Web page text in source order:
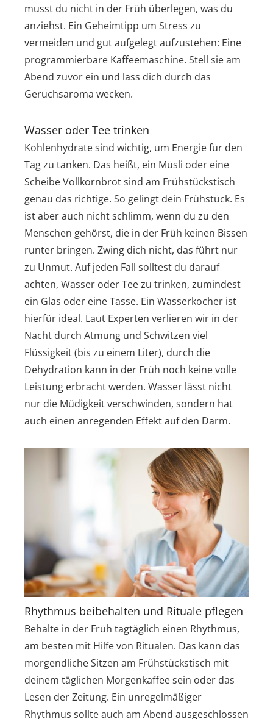
musst du nicht in der Früh überlegen, was du
anziehst. Ein Geheimtipp um Stress zu
vermeiden und gut aufgelegt aufzustehen: Eine
programmierbare Kaffeemaschine. Stell sie am
Abend zuvor ein und lass dich durch das
Geruchsaroma wecken.
Wasser oder Tee trinken
Kohlenhydrate sind wichtig, um Energie für den
Tag zu tanken. Das heißt, ein Müsli oder eine
Scheibe Vollkornbrot sind am Frühstückstisch
genau das richtige. So gelingt dein Frühstück. Es
ist aber auch nicht schlimm, wenn du zu den
Menschen gehörst, die in der Früh keinen Bissen
runter bringen. Zwing dich nicht, das führt nur
zu Unmut. Auf jeden Fall solltest du darauf
achten, Wasser oder Tee zu trinken, zumindest
ein Glas oder eine Tasse. Ein Wasserkocher ist
hierfür ideal. Laut Experten verlieren wir in der
Nacht durch Atmung und Schwitzen viel
Flüssigkeit (bis zu einem Liter), durch die
Dehydration kann in der Früh noch keine volle
Leistung erbracht werden. Wasser lässt nicht
nur die Müdigkeit verschwinden, sondern hat
auch einen anregenden Effekt auf den Darm.
Rhythmus beibehalten und Rituale pflegen
Behalte in der Früh tagtäglich einen Rhythmus,
am besten mit Hilfe von Ritualen. Das kann das
morgendliche Sitzen am Frühstückstisch mit
deinem täglichen Morgenkaffee sein oder das
Lesen der Zeitung. Ein unregelmäßiger
Rhythmus sollte auch am Abend ausgeschlossen